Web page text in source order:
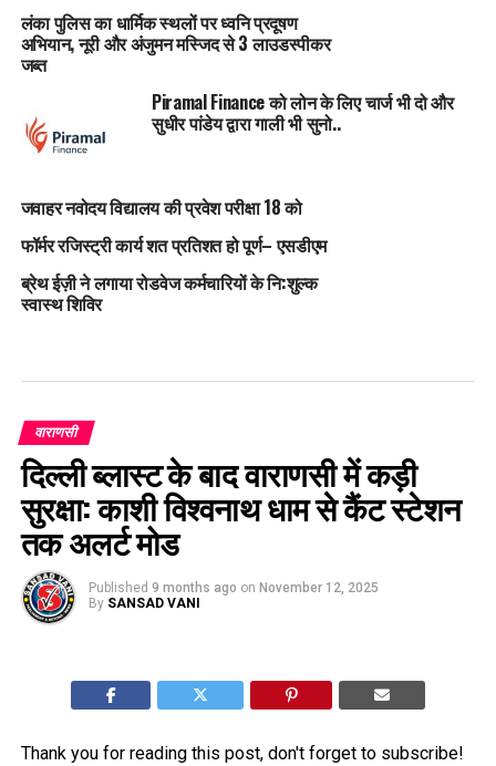
लंका पुलिस का धार्मिक स्थलों पर ध्वनि प्रदूषण
अभियान, नूरी और अंजुमन मस्जिद से 3 लाउडस्पीकर
जब्त
Piramal Finance को लोन के लिए चार्ज भी दो और
सुधीर पांडेय द्वारा गाली भी सुनो..
जवाहर नवोदय विद्यालय की प्रवेश परीक्षा 18 को
फॉर्मर रजिस्ट्री कार्य शत प्रतिशत हो पूर्ण– एसडीएम
ब्रेथ ईज़ी ने लगाया रोडवेज कर्मचारियों के नि:शुल्क
स्वास्थ शिविर
वाराणसी
दिल्ली ब्लास्ट के बाद वाराणसी में कड़ी
सुरक्षा: काशी विश्वनाथ धाम से कैंट स्टेशन
तक अलर्ट मोड
Published 9 months ago on November 12, 2025
By SANSAD VANI
Thank you for reading this post, don't forget to subscribe!